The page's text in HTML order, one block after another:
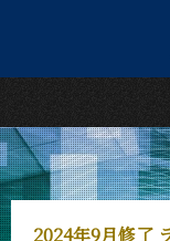
2024年9月修了
日本語
トップページ
Top Page
材料系について
About Us